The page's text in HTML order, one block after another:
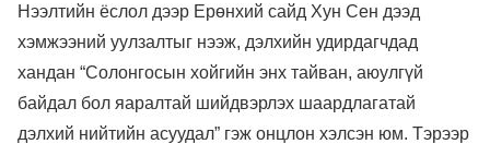
Нээлтийн ёслол дээр Ерөнхий сайд Хун Сен дээд
хэмжээний уулзалтыг нээж, дэлхийн удирдагчдад
хандан “Солонгосын хойгийн энх тайван, аюулгүй
байдал бол яаралтай шийдвэрлэх шаардлагатай
дэлхий нийтийн асуудал” гэж онцлон хэлсэн юм. Тэрээр